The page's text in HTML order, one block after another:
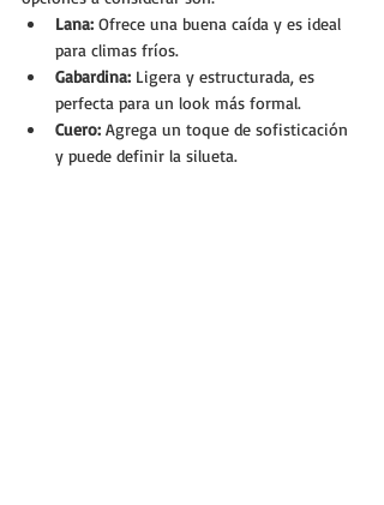
Lana: Ofrece una buena caída y es ideal
para climas fríos.
Gabardina: Ligera y estructurada, es
perfecta para un look más formal.
Cuero: Agrega un toque de sofisticación
y puede definir la silueta.